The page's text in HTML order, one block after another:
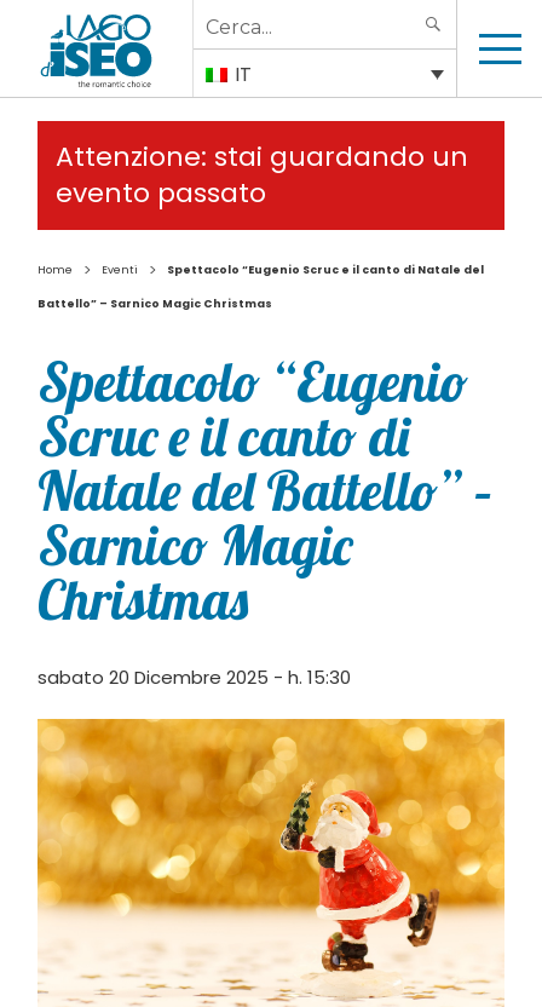
Search
for:
IT
Attenzione: stai guardando un
evento passato
Home > Eventi > Spettacolo “Eugenio Scruc e il canto di Natale del
Battello” – Sarnico Magic Christmas
Spettacolo “Eugenio
Scruc e il canto di
Natale del Battello” –
Sarnico Magic
Christmas
sabato 20 Dicembre 2025 - h. 15:30